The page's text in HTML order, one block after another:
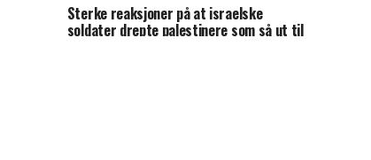
Sterke reaksjoner på at israelske
soldater drepte palestinere som så ut til